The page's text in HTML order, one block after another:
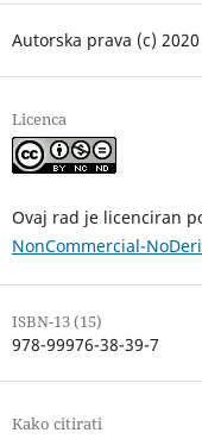
Autorska prava (c)
Licenca
Ovaj rad je licenciran
NonCommercial-
ISBN-13 (15)
978-99976-38-39-7
Kako citirati